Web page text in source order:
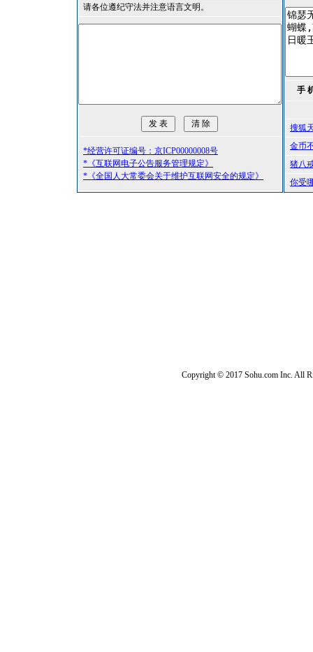
请各位遵纪守法并注意语言文明。
*经营许可证编号：京ICP00000008号
*《互联网电子公告服务管理规定》
*《全国人大常委会关于维护互联网安全的规定》
手
搜狐
金币
猪八
你受
Copyright © 2017 Sohu.com Inc. All